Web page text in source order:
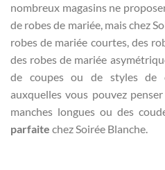
nombreux magasins ne
de robes de mariée, mais chez
robes de mariée courtes, des
des robes de mariée
de coupes ou de styles de
auxquelles vous pouvez
manches longues ou des
parfaite chez Soirée Blanche.